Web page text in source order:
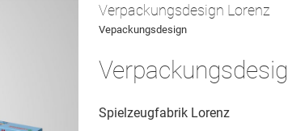
Verpackungsdesign Lorenz
Vepackungsdesign
Spielzeugfabrik Lorenz